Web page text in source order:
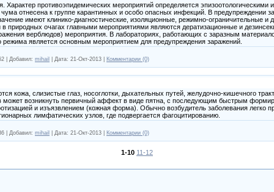
Характер противоэпидемических мероприятий определяется эпизоотологическими
отнесена к группе карантинных и особо опасных инфекций. В предупреждении
имеют клинико-диагностические, изоляционные, режимно-ограничительные и
природных очагах главными мероприятиями являются дератизационные и
верблюдов) мероприятия. В лабораториях, работающих с заразным
режима является основным мероприятием для предупреждения заражений.
Добавил: mihail Дата: 21-Окт-2013 Комментарии (0)
кожа, слизистые глаз, носоглотки, дыхательных путей, желудочно-кишечного
может возникнуть первичный аффект в виде пятна, с последующим быстрым
и изъязвлением (кожная форма). Обычно возбудитель заболевания легко
лимфатических узлов, где подвергается фагоцитированию.
Добавил: mihail Дата: 21-Окт-2013 Комментарии (0)
1-10 11-12